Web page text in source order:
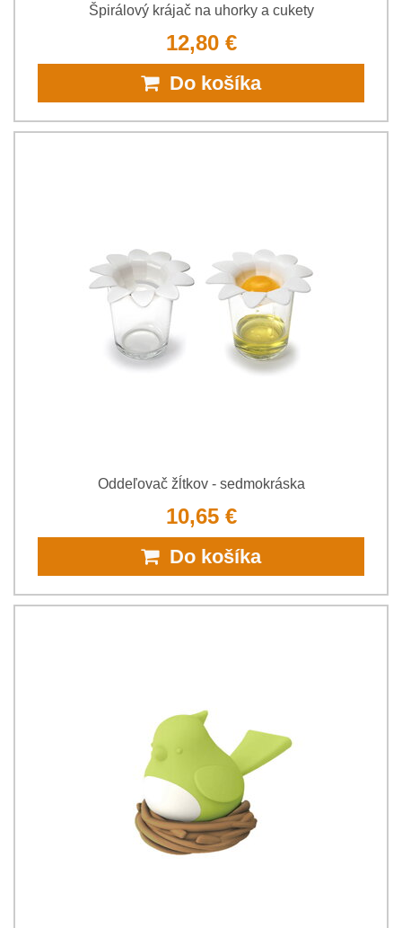
Špirálový krájač na uhorky a cukety
12,80 €
Do košíka
Oddeľovač žĺtkov - sedmokráska
10,65 €
Do košíka